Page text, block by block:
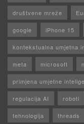
društvene mreže
google iPhone 15
kontekstualna umjetna
meta microsoft
primjena umjetne
regulacija AI roboti
tehnologija threads